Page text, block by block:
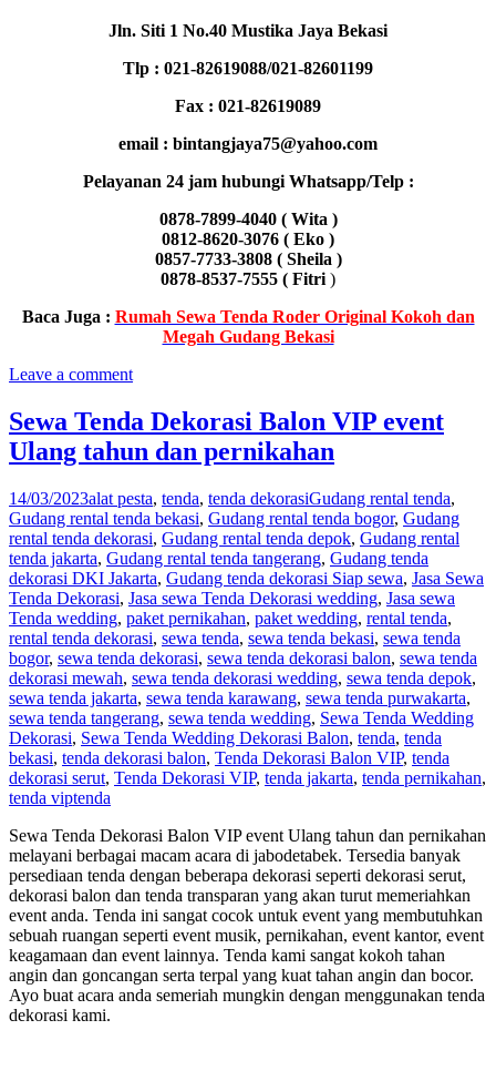
Jln. Siti 1 No.40 Mustika Jaya Bekasi
Tlp : 021-82619088/021-82601199
Fax : 021-82619089
email : bintangjaya75@yahoo.com
Pelayanan 24 jam hubungi Whatsapp/Telp :
0878-7899-4040 ( Wita )
0812-8620-3076 ( Eko )
0857-7733-3808 ( Sheila )
0878-8537-7555 ( Fitri )
Baca Juga : Rumah Sewa Tenda Roder Original Kokoh dan
Megah Gudang Bekasi
Leave a comment
Sewa Tenda Dekorasi Balon VIP event
Ulang tahun dan pernikahan
14/03/2023alat pesta, tenda, tenda dekorasiGudang rental tenda,
Gudang rental tenda bekasi, Gudang rental tenda bogor, Gudang
rental tenda dekorasi, Gudang rental tenda depok, Gudang rental
tenda jakarta, Gudang rental tenda tangerang, Gudang tenda
dekorasi DKI Jakarta, Gudang tenda dekorasi Siap sewa, Jasa Sewa
Tenda Dekorasi, Jasa sewa Tenda Dekorasi wedding, Jasa sewa
Tenda wedding, paket pernikahan, paket wedding, rental tenda,
rental tenda dekorasi, sewa tenda, sewa tenda bekasi, sewa tenda
bogor, sewa tenda dekorasi, sewa tenda dekorasi balon, sewa tenda
dekorasi mewah, sewa tenda dekorasi wedding, sewa tenda depok,
sewa tenda jakarta, sewa tenda karawang, sewa tenda purwakarta,
sewa tenda tangerang, sewa tenda wedding, Sewa Tenda Wedding
Dekorasi, Sewa Tenda Wedding Dekorasi Balon, tenda, tenda
bekasi, tenda dekorasi balon, Tenda Dekorasi Balon VIP, tenda
dekorasi serut, Tenda Dekorasi VIP, tenda jakarta, tenda pernikahan,
tenda viptenda
Sewa Tenda Dekorasi Balon VIP event Ulang tahun dan pernikahan
melayani berbagai macam acara di jabodetabek. Tersedia banyak
persediaan tenda dengan beberapa dekorasi seperti dekorasi serut,
dekorasi balon dan tenda transparan yang akan turut memeriahkan
event anda. Tenda ini sangat cocok untuk event yang membutuhkan
sebuah ruangan seperti event musik, pernikahan, event kantor, event
keagamaan dan event lainnya. Tenda kami sangat kokoh tahan
angin dan goncangan serta terpal yang kuat tahan angin dan bocor.
Ayo buat acara anda semeriah mungkin dengan menggunakan tenda
dekorasi kami.